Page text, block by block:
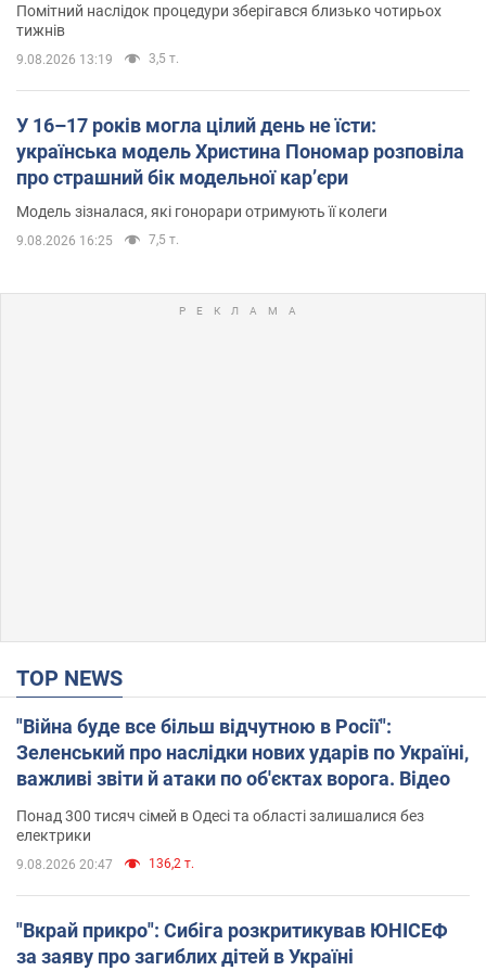
Помітний наслідок процедури зберігався близько чотирьох
тижнів
9.08.2026 13:19 3,5 т.
У 16–17 років могла цілий день не їсти:
українська модель Христина Пономар розповіла
про страшний бік модельної кар’єри
Модель зізналася, які гонорари отримують її колеги
9.08.2026 16:25 7,5 т.
TOP NEWS
"Війна буде все більш відчутною в Росії":
Зеленський про наслідки нових ударів по Україні,
важливі звіти й атаки по об'єктах ворога. Відео
Понад 300 тисяч сімей в Одесі та області залишалися без
електрики
9.08.2026 20:47 136,2 т.
"Вкрай прикро": Сибіга розкритикував ЮНІСЕФ
за заяву про загиблих дітей в Україні